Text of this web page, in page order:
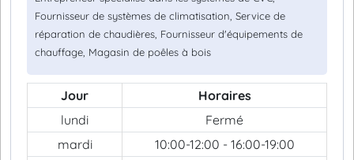
Fournisseur de systèmes de climatisation, Service de
réparation de chaudières, Fournisseur d'équipements de
chauffage, Magasin de poêles à bois
Jour
Horaires
lundi
Fermé
mardi
10:00-12:00 - 16:00-19:00